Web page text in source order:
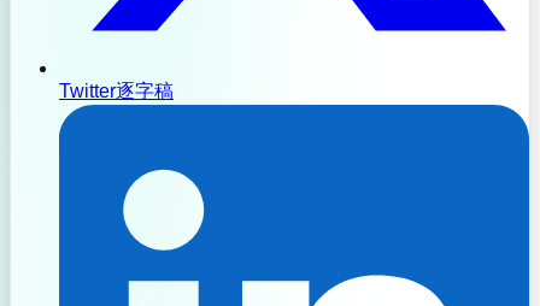
Twitter逐字稿